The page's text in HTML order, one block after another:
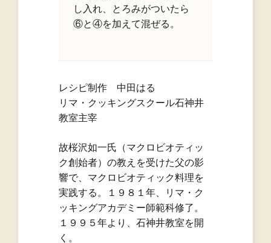
し入れ、とろみがついたら
⑥と④を加えて混ぜる。
レシピ制作 中田はる
リマ・クッキングスクール石神井
教室主宰
故桜沢如一氏（マクロビオティッ
ク創始者）の教えを受けた父の影
響で、マクロビオティック料理を
実践する。１９８１年、リマ・ク
ッキングアカデミー師範科修了。
１９９５年より、石神井教室を開
く。